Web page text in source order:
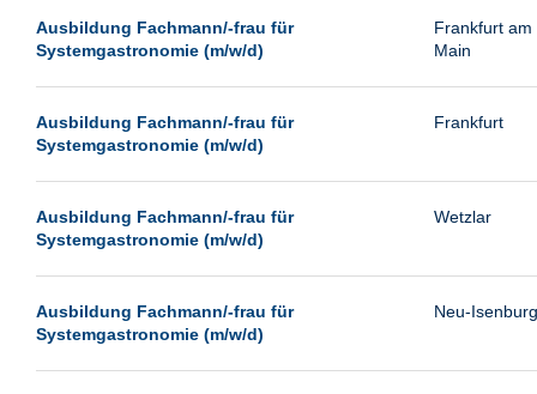
Neu-Isenburg
Neubrandenburg
Neumünster
Neunkirchen
Paderborn
Passau
Pforzheim
Ausbildung Fachmann/-frau für
Systemgastronomie (m/w/d)
Frankfurt am
Main
Ausbildung Fachmann/-frau für
Systemgastronomie (m/w/d)
Frankfurt
Ausbildung Fachmann/-frau für
Systemgastronomie (m/w/d)
Wetzlar
Ausbildung Fachmann/-frau für
Systemgastronomie (m/w/d)
Neu-Isenburg